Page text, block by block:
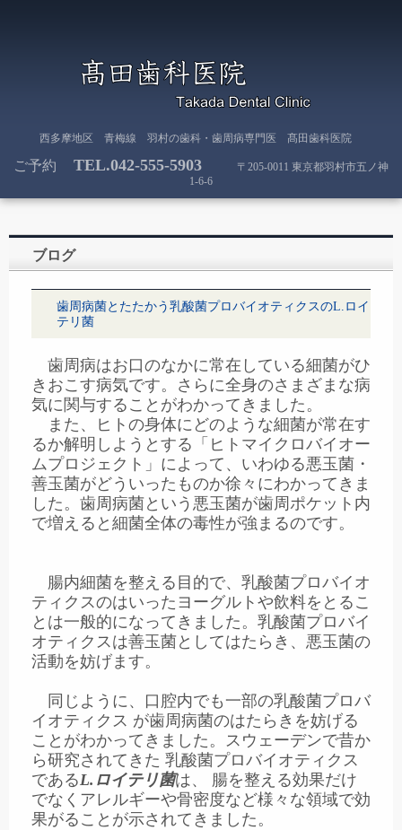
西多摩地区 青梅線 羽村の歯科・歯周病専門医 髙田歯科医院
ご予約 TEL.042-555-5903
〒205-0011 東京都羽村市五ノ神
1-6-6
ブログ
歯周病菌とたたかう乳酸菌プロバイオティクスのL.ロイ
テリ菌
歯周病はお口のなかに常在している細菌がひ
きおこす病気です。さらに全身のさまざまな病
気に関与することがわかってきました。
また、ヒトの身体にどのような細菌が常在す
るか解明しようとする「ヒトマイクロバイオー
ムプロジェクト」によって、いわゆる悪玉菌・
善玉菌がどういったものか徐々にわかってきま
した。歯周病菌という悪玉菌が歯周ポケット内
で増えると細菌全体の毒性が強まるのです。
腸内細菌を整える目的で、乳酸菌プロバイオ
ティクスのはいったヨーグルトや飲料をとるこ
とは一般的になってきました。乳酸菌プロバイ
オティクスは善玉菌としてはたらき、悪玉菌の
活動を妨げます。
同じように、口腔内でも一部の乳酸菌プロバ
イオティクス が歯周病菌のはたらきを妨げる
ことがわかってきました。スウェーデンで昔か
ら研究されてきた 乳酸菌プロバイオティクス
であるL.ロイテリ菌は、 腸を整える効果だけ
でなくアレルギーや骨密度など様々な領域で効
果がることが示されてきました。